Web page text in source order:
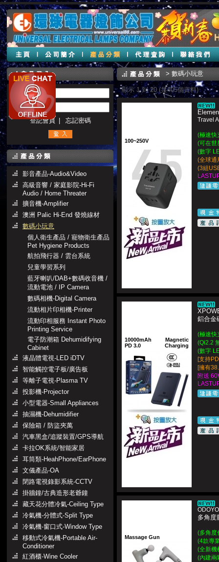
帳號 :
密碼 :
登記會員
忘記密碼
影音產品-Audio&Video
高級音響 / 家庭影院-Hi-Fi
Audio / Home Threater
擴音機-Amplifier
澳洲 Palic Hi-End 發燒線材
數碼小玩意
個人衛生產品 / 寵物衛生產品
Pet Hygiene Products
航拍飛行器 / 雲台系統
兒童學習系列
藍牙喇叭/DAB+數碼收音機 /
流動電池 / IP Camera
數碼相機-Digital Camera
流動相片印相機-Printer
流動印相服務 Instant Photo
Printing Service
電子防潮箱 Dehumidifying
Cabinet
液晶體電視-LED iDTV
智能觸控電子板/廣告板
等離子電視-Plasma TV
投影機-Projector
小型電器-Small Appliances
抽濕機-Dehumidifier
保險箱 / 防盜夾萬
汽車黑盒/追蹤裝置/GPS導航
卡拉OK系統/智能家居
耳筒類-HeahPhone/EarPhone
文儀產品-OA
閉路電視錄影系統-CCTV
掛牆鐘/古典造形老爺鐘
藏天花分體冷氣-Ceiling Type
冷氣機-分體式-Split Type
冷氣機-窗口式-Window Type
移動式冷氣機-Portable Air-
Conditioner
紅酒櫃-Wine Cooler
>數碼小玩意
顯示 1 到 20 (共405個資料)
100~250V
Travel
(極速快
(可在世
(數字
(全球通
(3組
10000mAh
PD 3.0
Magnetic
Charging
鋁合金
(極速快
(Qi2.2
(數字
[支持
[擁有
附送
Massage Gun
多角度
(多角度
(4款專
(全新機
(內建兩